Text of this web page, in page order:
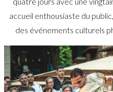
accueil enthousiaste du
des événements culturels